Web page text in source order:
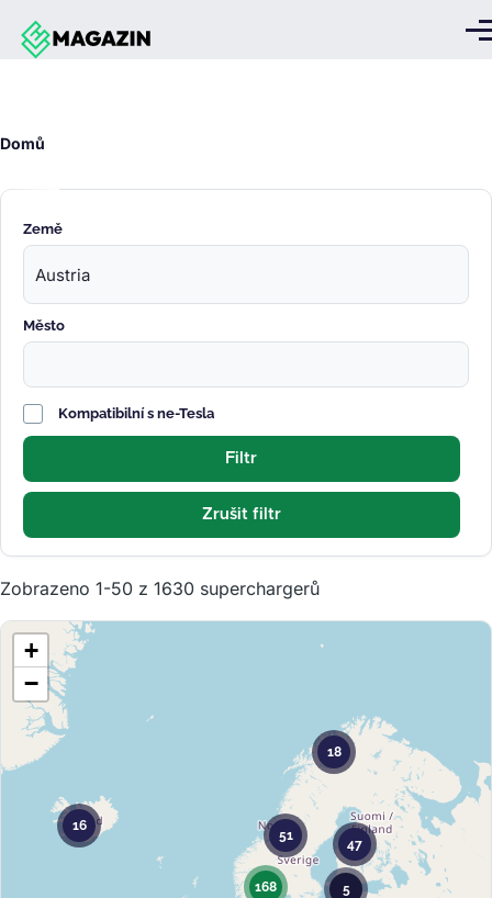
Přejít k hlavnímu obsahu
Domů
Země
Město
Kompatibilní s ne-Tesla
Zrušit filtr
Zobrazeno 1-50 z 1630 superchargerů
5
16
51
47
18
168
+
−